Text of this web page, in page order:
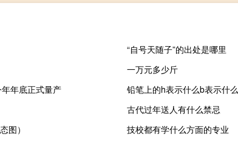
“自号天随子”的出处是哪里
一万元多少斤
年底正式量产
铅笔上的h表示什么b表示什么
古代过年送人有什么禁忌
图）
技校都有学什么方面的专业